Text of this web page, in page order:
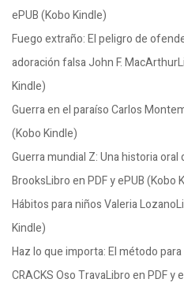
ePUB (Kobo Kindle)
Fuego extraño: El peligro de
adoración falsa John F.
Kindle)
Guerra en el paraíso Carlos
(Kobo Kindle)
Guerra mundial Z: Una historia
BrooksLibro en PDF y ePUB (Kobo
Hábitos para niños Valeria
Kindle)
Haz lo que importa: El método
CRACKS Oso TravaLibro en PDF y